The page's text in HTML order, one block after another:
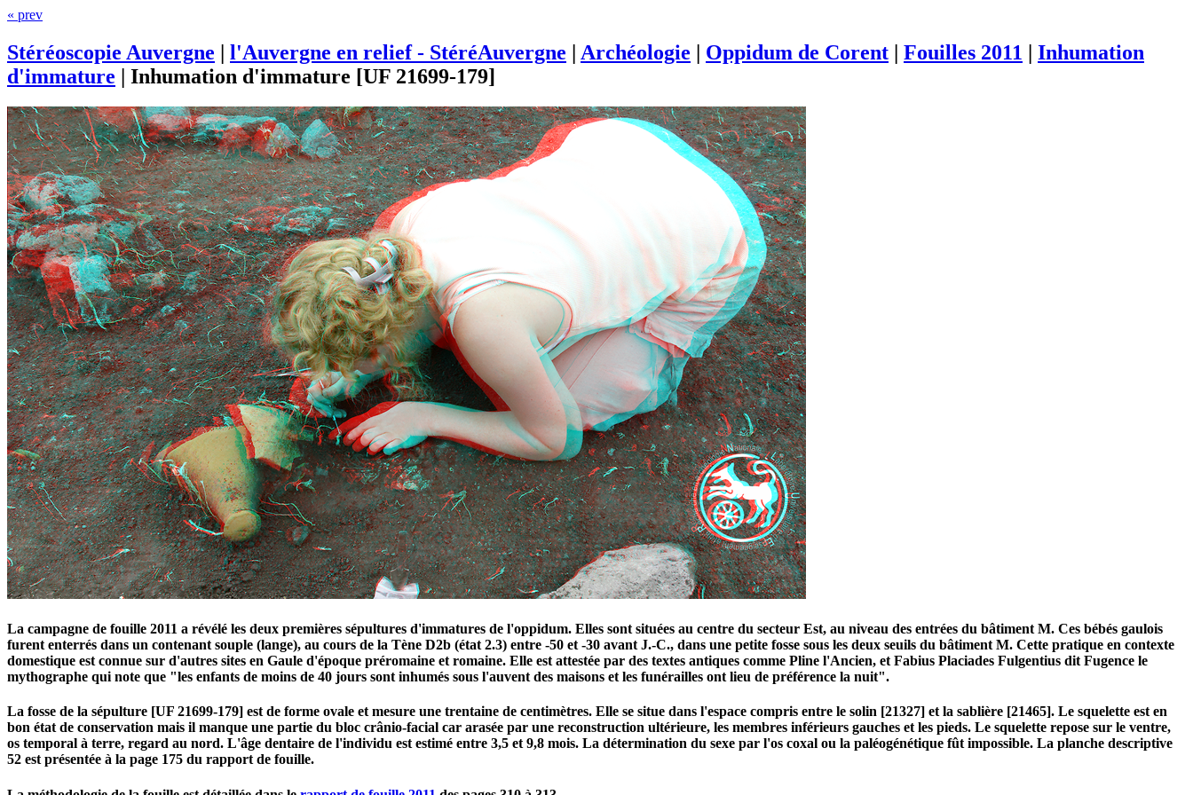
« prev
Stéréoscopie Auvergne | l'Auvergne en relief - StéréAuvergne | Archéologie | Oppidum de Corent | Fouilles 2011 | Inhumation
d'immature | Inhumation d'immature [UF 21699-179]
La campagne de fouille 2011 a révélé les deux premières sépultures d'immatures de l'oppidum. Elles sont situées au centre du secteur Est, au niveau des entrées du bâtiment M. Ces bébés gaulois
furent enterrés dans un contenant souple (lange), au cours de la Tène D2b (état 2.3) entre -50 et -30 avant J.-C., dans une petite fosse sous les deux seuils du bâtiment M. Cette pratique en contexte
domestique est connue sur d'autres sites en Gaule d'époque préromaine et romaine. Elle est attestée par des textes antiques comme Pline l'Ancien, et Fabius Placiades Fulgentius dit Fugence le
mythographe qui note que "les enfants de moins de 40 jours sont inhumés sous l'auvent des maisons et les funérailles ont lieu de préférence la nuit".
La fosse de la sépulture [UF 21699-179] est de forme ovale et mesure une trentaine de centimètres. Elle se situe dans l'espace compris entre le solin [21327] et la sablière [21465]. Le squelette est en
bon état de conservation mais il manque une partie du bloc crânio-facial car arasée par une reconstruction ultérieure, les membres inférieurs gauches et les pieds. Le squelette repose sur le ventre,
os temporal à terre, regard au nord. L'âge dentaire de l'individu est estimé entre 3,5 et 9,8 mois. La détermination du sexe par l'os coxal ou la paléogénétique fût impossible. La planche descriptive
52 est présentée à la page 175 du rapport de fouille.